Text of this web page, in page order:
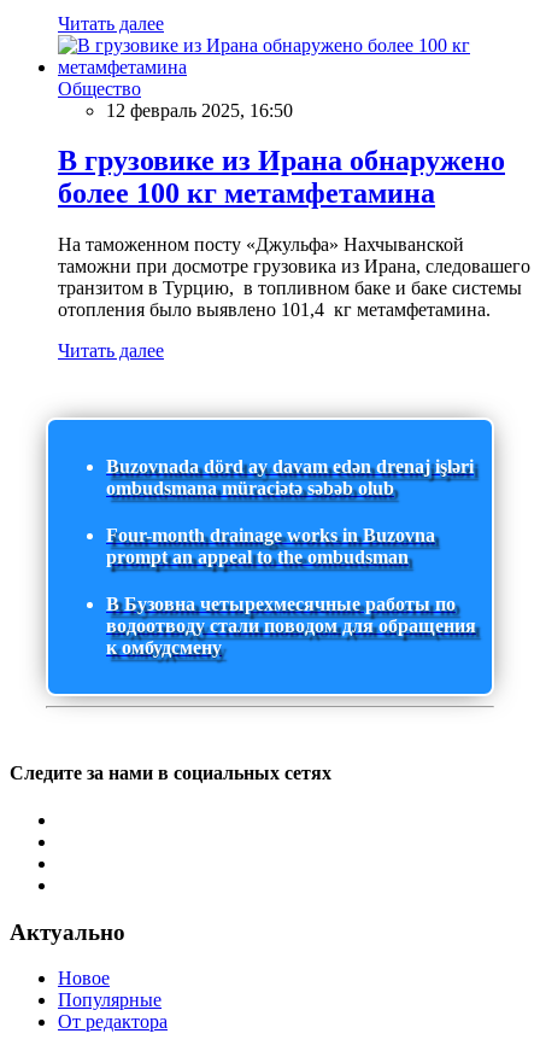
Читать далее
Общество
12 февраль 2025, 16:50
В грузовике из Ирана обнаружено
более 100 кг метамфетамина
На таможенном посту «Джульфа» Нахчыванской
таможни при досмотре грузовика из Ирана, следовашего
транзитом в Турцию, в топливном баке и баке системы
отопления было выявлено 101,4 кг метамфетамина.
Читать далее
Buzovnada dörd ay davam edən drenaj işləri
ombudsmana müraciətə səbəb olub
Four-month drainage works in Buzovna
prompt an appeal to the ombudsman
В Бузовна четырехмесячные работы по
водоотводу стали поводом для обращения
к омбудсмену
Следите за нами в социальных сетях
Актуально
Новое
Популярные
От редактора